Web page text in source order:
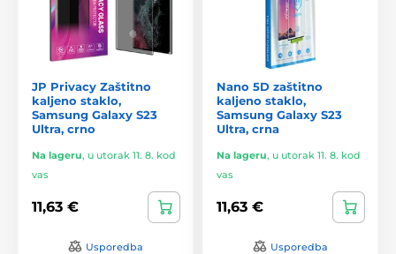
JP Privacy Zaštitno
kaljeno staklo,
Samsung Galaxy S23
Ultra, crno
Na lageru, u utorak 11. 8. kod
vas
11,63 €
Usporedba
Nano 5D zaštitno
kaljeno staklo,
Samsung Galaxy S23
Ultra, crna
Na lageru, u utorak 11. 8. kod
vas
11,63 €
Usporedba